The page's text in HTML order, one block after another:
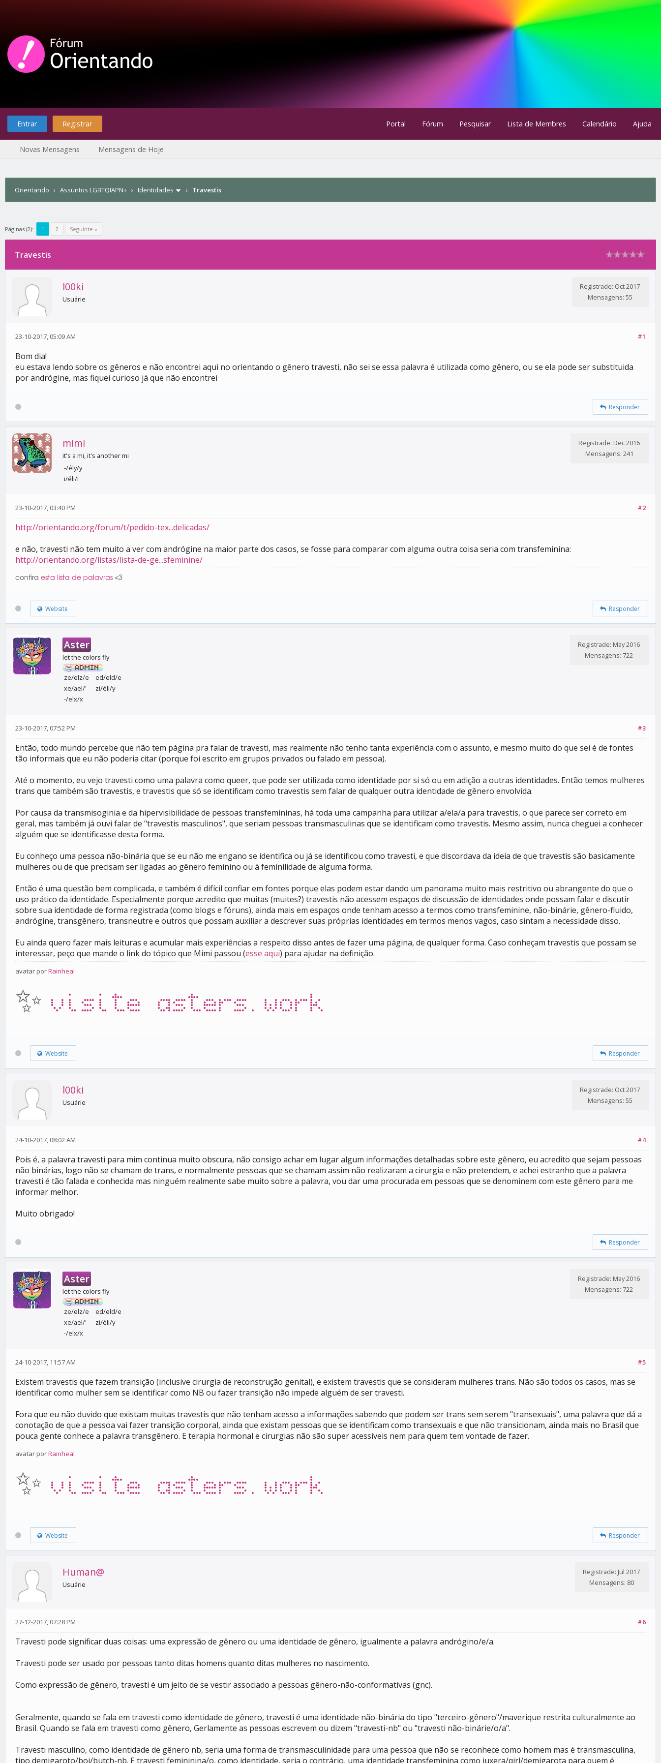
Entrar Registrar Portal Fórum Pesquisar Lista de Membres Calendário Ajuda
Novas Mensagens Mensagens de Hoje
Orientando › Assuntos LGBTQIAPN+ › Identidades › Travestis
Páginas (2): 1 2 Seguinte »
Travestis
l00ki
Usuárie
Registrade: Oct 2017
Mensagens: 55
#1
23-10-2017, 05:09 AM
Bom dia!
eu estava lendo sobre os gêneros e não encontrei aqui no orientando o gênero travesti, não sei se essa palavra é utilizada como gênero, ou se ela pode ser substituida
por andrógine, mas fiquei curioso já que não encontrei
Responder
mimi
it's a mi, it's another mi
-/ély/y
i/éli/i
Registrade: Dec 2016
Mensagens: 241
#2
23-10-2017, 03:40 PM
http://orientando.org/forum/t/pedido-tex...delicadas/
e não, travesti não tem muito a ver com andrógine na maior parte dos casos, se fosse para comparar com alguma outra coisa seria com transfeminina:
http://orientando.org/listas/lista-de-ge...sfeminine/
confira esta lista de palavras <3
Website Responder
Aster
let the colors fly
ze/elz/e
ed/eld/e
xe/ael/'
zi/éli/y
-/elx/x
Registrade: May 2016
Mensagens: 722
#3
23-10-2017, 07:52 PM
Então, todo mundo percebe que não tem página pra falar de travesti, mas realmente não tenho tanta experiência com o assunto, e mesmo muito do que sei é de fontes
tão informais que eu não poderia citar (porque foi escrito em grupos privados ou falado em pessoa).
Até o momento, eu vejo travesti como uma palavra como queer, que pode ser utilizada como identidade por si só ou em adição a outras identidades. Então temos mulheres
trans que também são travestis, e travestis que só se identificam como travestis sem falar de qualquer outra identidade de gênero envolvida.
Por causa da transmisoginia e da hipervisibilidade de pessoas transfemininas, há toda uma campanha para utilizar a/ela/a para travestis, o que parece ser correto em
geral, mas também já ouvi falar de "travestis masculinos", que seriam pessoas transmasculinas que se identificam como travestis. Mesmo assim, nunca cheguei a conhecer
alguém que se identificasse desta forma.
Eu conheço uma pessoa não-binária que se eu não me engano se identifica ou já se identificou como travesti, e que discordava da ideia de que travestis são basicamente
mulheres ou de que precisam ser ligadas ao gênero feminino ou à feminilidade de alguma forma.
Então é uma questão bem complicada, e também é difícil confiar em fontes porque elas podem estar dando um panorama muito mais restritivo ou abrangente do que o
uso prático da identidade. Especialmente porque acredito que muitas (muites?) travestis não acessem espaços de discussão de identidades onde possam falar e discutir
sobre sua identidade de forma registrada (como blogs e fóruns), ainda mais em espaços onde tenham acesso a termos como transfeminine, não-binárie, gênero-fluido,
andrógine, transgênero, transneutre e outros que possam auxiliar a descrever suas próprias identidades em termos menos vagos, caso sintam a necessidade disso.
Eu ainda quero fazer mais leituras e acumular mais experiências a respeito disso antes de fazer uma página, de qualquer forma. Caso conheçam travestis que possam se
interessar, peço que mande o link do tópico que Mimi passou (esse aqui) para ajudar na definição.
avatar porRainheal
✨ visite asters.work
Website Responder
l00ki
Usuárie
Registrade: Oct 2017
Mensagens: 55
#4
24-10-2017, 08:02 AM
Pois é, a palavra travesti para mim continua muito obscura, não consigo achar em lugar algum informações detalhadas sobre este gênero, eu acredito que sejam pessoas
não binárias, logo não se chamam de trans, e normalmente pessoas que se chamam assim não realizaram a cirurgia e não pretendem, e achei estranho que a palavra
travesti é tão falada e conhecida mas ninguém realmente sabe muito sobre a palavra, vou dar uma procurada em pessoas que se denominem com este gênero para me
informar melhor.
Muito obrigado!
Responder
Aster
let the colors fly
ze/elz/e
ed/eld/e
xe/ael/'
zi/éli/y
-/elx/x
Registrade: May 2016
Mensagens: 722
#5
24-10-2017, 11:57 AM
Existem travestis que fazem transição (inclusive cirurgia de reconstrução genital), e existem travestis que se consideram mulheres trans. Não são todos os casos, mas se
identificar como mulher sem se identificar como NB ou fazer transição não impede alguém de ser travesti.
Fora que eu não duvido que existam muitas travestis que não tenham acesso a informações sabendo que podem ser trans sem serem "transexuais", uma palavra que dá a
conotação de que a pessoa vai fazer transição corporal, ainda que existam pessoas que se identificam como transexuais e que não transicionam, ainda mais no Brasil que
pouca gente conhece a palavra transgênero. E terapia hormonal e cirurgias não são super acessíveis nem para quem tem vontade de fazer.
avatar porRainheal
✨ visite asters.work
Website Responder
Human@
Usuárie
Registrade: Jul 2017
Mensagens: 80
#6
27-12-2017, 07:28 PM
Travesti pode significar duas coisas: uma expressão de gênero ou uma identidade de gênero, igualmente a palavra andrógino/e/a.
Travesti pode ser usado por pessoas tanto ditas homens quanto ditas mulheres no nascimento.
Como expressão de gênero, travesti é um jeito de se vestir associado a pessoas gênero-não-conformativas (gnc).
Geralmente, quando se fala em travesti como identidade de gênero, travesti é uma identidade não-binária do tipo "terceiro-gênero"/maverique restrita culturalmente ao
Brasil. Quando se fala em travesti como gênero, Gerlamente as pessoas escrevem ou dizem "travesti-nb" ou "travesti não-binárie/o/a".
Travesti masculino, como identidade de gênero nb, seria uma forma de transmasculinidade para uma pessoa que não se reconhece como homem mas é transmasculina,
tipo demigaroto/boi/butch-nb. E travesti femininina/o, como identidade, seria o contrário, uma identidade transfeminina como juxera/qirl/demigarota para quem é